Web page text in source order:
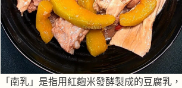
「南乳」是指用紅麴米發酵製成的豆腐乳，